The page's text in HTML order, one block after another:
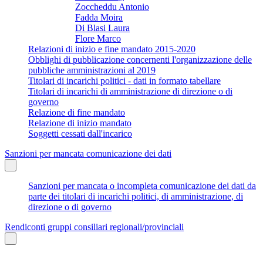
Zoccheddu Antonio
Fadda Moira
Di Blasi Laura
Flore Marco
Relazioni di inizio e fine mandato 2015-2020
Obblighi di pubblicazione concernenti l'organizzazione delle
pubbliche amministrazioni al 2019
Titolari di incarichi politici - dati in formato tabellare
Titolari di incarichi di amministrazione di direzione o di
governo
Relazione di fine mandato
Relazione di inizio mandato
Soggetti cessati dall'incarico
Sanzioni per mancata comunicazione dei dati
Sanzioni per mancata o incompleta comunicazione dei dati da
parte dei titolari di incarichi politici, di amministrazione, di
direzione o di governo
Rendiconti gruppi consiliari regionali/provinciali